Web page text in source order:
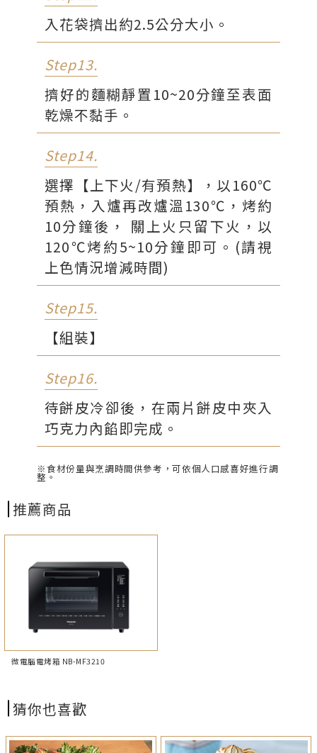
入花袋擠出約2.5公分大小。
Step13.
擠好的麵糊靜置10~20分鐘至表面
乾燥不黏手。
Step14.
選擇【上下火/有預熱】，以160℃
預熱，入爐再改爐溫130℃，烤約
10分鐘後， 關上火只留下火，以
120℃烤約5~10分鐘即可。(請視
上色情況增減時間)
Step15.
【組裝】
Step16.
待餅皮冷卻後，在兩片餅皮中夾入
巧克力內餡即完成。
※食材份量與烹調時間供參考，可依個人口感喜好進行調
整。
推薦商品
微電腦電烤箱 NB-MF3210
猜你也喜歡